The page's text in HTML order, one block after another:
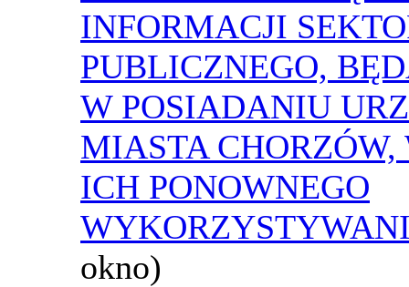
INFORMACJI
PUBLICZNEGO,
W POSIADANIU
MIASTA CHORZÓW,
ICH PONOWNEGO
okno)